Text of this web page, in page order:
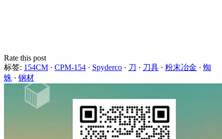
Rate this post
标签: 154CM · CPM-154 · Spyderco · 刀 · 刀具 · 粉末冶金 · 蜘
蛛 · 钢材